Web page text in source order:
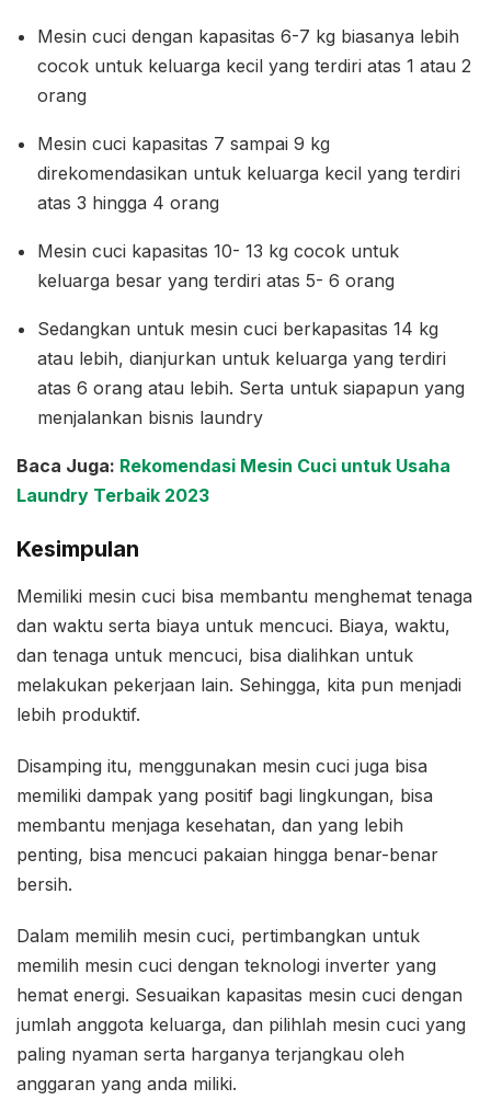
Mesin cuci dengan kapasitas 6-7 kg biasanya lebih
cocok untuk keluarga kecil yang terdiri atas 1 atau 2
orang
Mesin cuci kapasitas 7 sampai 9 kg
direkomendasikan untuk keluarga kecil yang terdiri
atas 3 hingga 4 orang
Mesin cuci kapasitas 10- 13 kg cocok untuk
keluarga besar yang terdiri atas 5- 6 orang
Sedangkan untuk mesin cuci berkapasitas 14 kg
atau lebih, dianjurkan untuk keluarga yang terdiri
atas 6 orang atau lebih. Serta untuk siapapun yang
menjalankan bisnis laundry
Baca Juga: Rekomendasi Mesin Cuci untuk Usaha
Laundry Terbaik 2023
Kesimpulan
Memiliki mesin cuci bisa membantu menghemat tenaga
dan waktu serta biaya untuk mencuci. Biaya, waktu,
dan tenaga untuk mencuci, bisa dialihkan untuk
melakukan pekerjaan lain. Sehingga, kita pun menjadi
lebih produktif.
Disamping itu, menggunakan mesin cuci juga bisa
memiliki dampak yang positif bagi lingkungan, bisa
membantu menjaga kesehatan, dan yang lebih
penting, bisa mencuci pakaian hingga benar-benar
bersih.
Dalam memilih mesin cuci, pertimbangkan untuk
memilih mesin cuci dengan teknologi inverter yang
hemat energi. Sesuaikan kapasitas mesin cuci dengan
jumlah anggota keluarga, dan pilihlah mesin cuci yang
paling nyaman serta harganya terjangkau oleh
anggaran yang anda miliki.